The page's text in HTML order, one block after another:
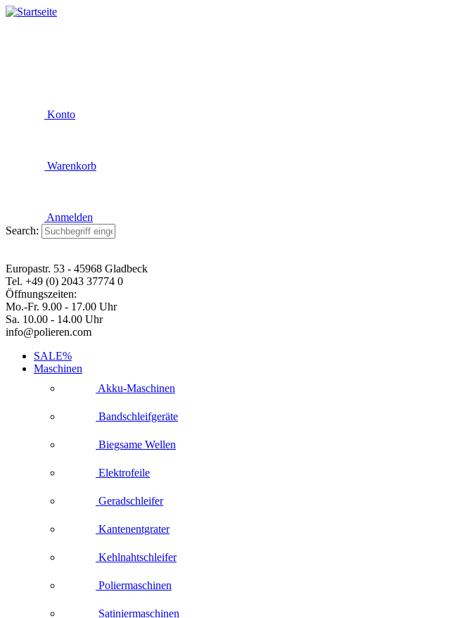
Konto
Warenkorb
Anmelden
Search:
Europastr. 53 - 45968 Gladbeck
Tel. +49 (0) 2043 37774 0
Öffnungszeiten:
Mo.-Fr. 9.00 - 17.00 Uhr
Sa. 10.00 - 14.00 Uhr
info@polieren.com
SALE%
Maschinen
Akku-Maschinen
Bandschleifgeräte
Biegsame Wellen
Elektrofeile
Geradschleifer
Kantenentgrater
Kehlnahtschleifer
Poliermaschinen
Satiniermaschinen